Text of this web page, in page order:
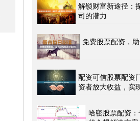
解锁财富新途径：
司的潜力
免费股票配资，
配资可信股票配资
资者放大收益，实
哈密股票配资